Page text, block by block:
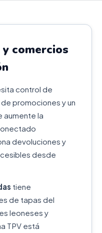
comercios
control de
promociones y un
aumente la
devoluciones y
desde
tiene
de tapas del
leoneses y
TPV está